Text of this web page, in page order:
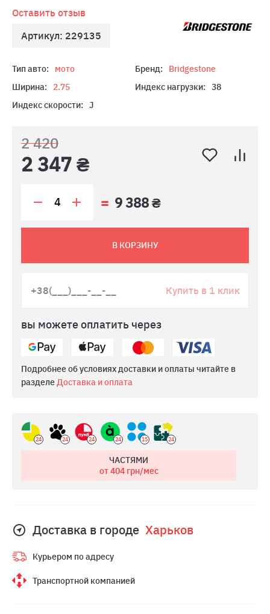
Оставить отзыв
Артикул: 229135
Тип авто: мото Бренд:
Bridgestone
Ширина:
2.75 Индекс нагрузки:
38
Индекс скорости:
J
2 420
2 347 ₴
9 388 ₴
В КОРЗИНУ
Купить в 1 клик
вы можете оплатить через
Подробнее об условиях доставки и оплаты читайте в
разделеДоставка и оплата
24 24 24 24 15 24
ЧАСТЯМИ
от 404грн/мес
Доставка в городе Харьков
Курьером по адресу
Транспортной компанией